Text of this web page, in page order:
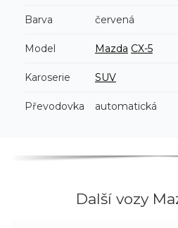
Barva červená
Model Mazda CX-5
Karoserie SUV
Převodovka automatická
Další vozy